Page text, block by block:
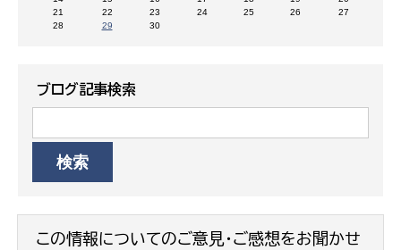
21
22 23 24 25 26
27
28
29 30
ブログ記事検索
この情報についてのご意見・ご感想をお聞かせ